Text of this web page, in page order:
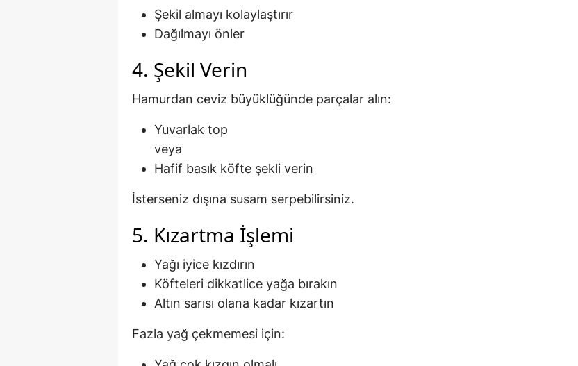
Şekil almayı kolaylaştırır
Dağılmayı önler
4. Şekil Verin
Hamurdan ceviz büyüklüğünde parçalar alın:
Yuvarlak top
veya
Hafif basık köfte şekli verin
İsterseniz dışına susam serpebilirsiniz.
5. Kızartma İşlemi
Yağı iyice kızdırın
Köfteleri dikkatlice yağa bırakın
Altın sarısı olana kadar kızartın
Fazla yağ çekmemesi için: